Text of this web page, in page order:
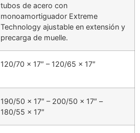
tubos de acero con
monoamortiguador Extreme
Technology ajustable en extensión y
precarga de muelle.
120/70 x 17″ – 120/65 x 17″
190/50 x 17″ – 200/50 x 17″ –
180/55 x 17″